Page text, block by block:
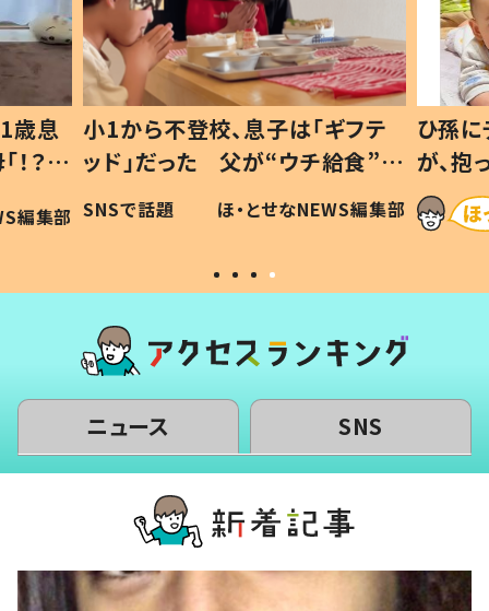
歳息
？」
編集部
小1から不登校、息子は「ギフテ
ッド」だった 父が“ウチ給食”を
作り続ける理由とは #令和の親
#令和の子
SNSで話題 ほ・とせなNEWS編集部
ひ孫
が、
「涙が
い」
ニュース SNS